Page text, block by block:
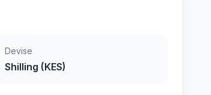
Devise
Shilling (KES)